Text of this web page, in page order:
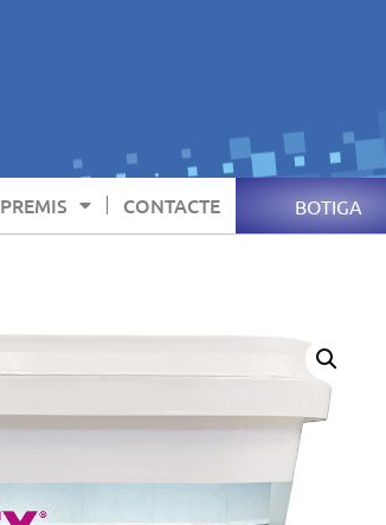
PREMIS CONTACTE BOTIGA